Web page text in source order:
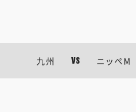
九州 VS ニッペM